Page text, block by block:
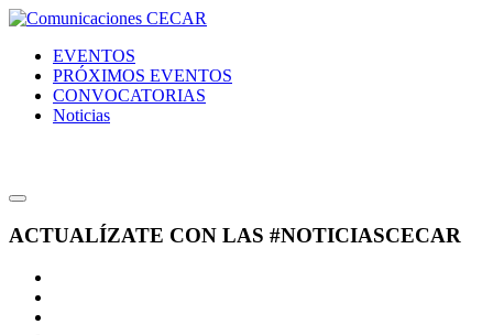
EVENTOS
PRÓXIMOS EVENTOS
CONVOCATORIAS
Noticias
ACTUALÍZATE CON LAS #NOTICIASCECAR